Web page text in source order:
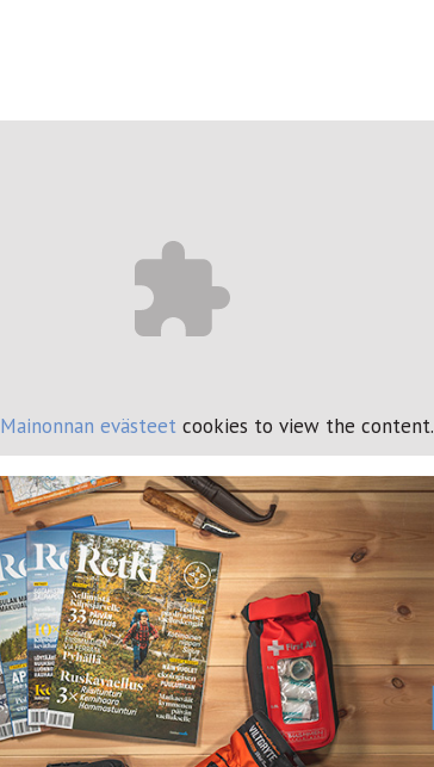
Mainonnan evästeetcookies to view the content.